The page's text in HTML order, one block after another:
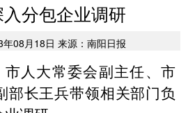
分包企业调研
年08月18日 来源：南阳日报
人大常委会副主任、市
部长王兵带领相关部门负